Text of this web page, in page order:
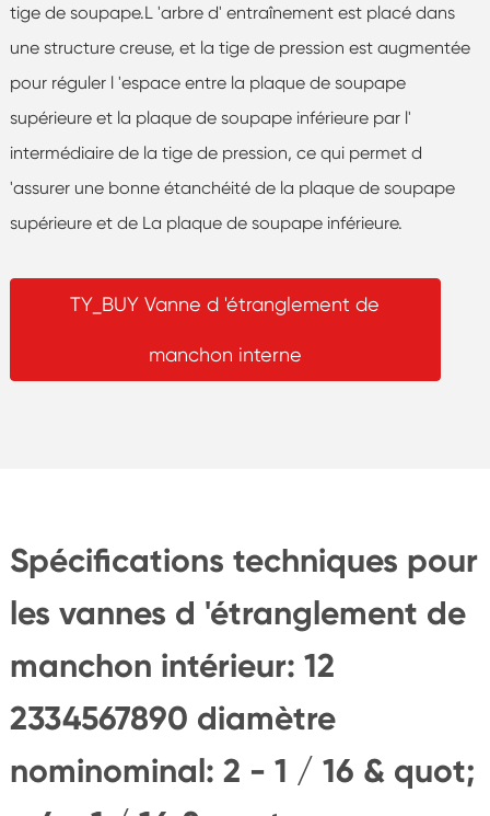
tige de soupape.L 'arbre d' entraînement est placé dans
une structure creuse, et la tige de pression est augmentée
pour réguler l 'espace entre la plaque de soupape
supérieure et la plaque de soupape inférieure par l'
intermédiaire de la tige de pression, ce qui permet d
'assurer une bonne étanchéité de la plaque de soupape
supérieure et de La plaque de soupape inférieure.
TY_BUY Vanne d 'étranglement de
manchon interne
Spécifications techniques pour
les vannes d 'étranglement de
manchon intérieur: 12
2334567890 diamètre
nominominal: 2 - 1 / 16 & quot;